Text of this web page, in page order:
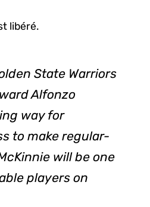
libéré.
State Warriors
Alfonzo
way for
to make regular-
will be one
players on